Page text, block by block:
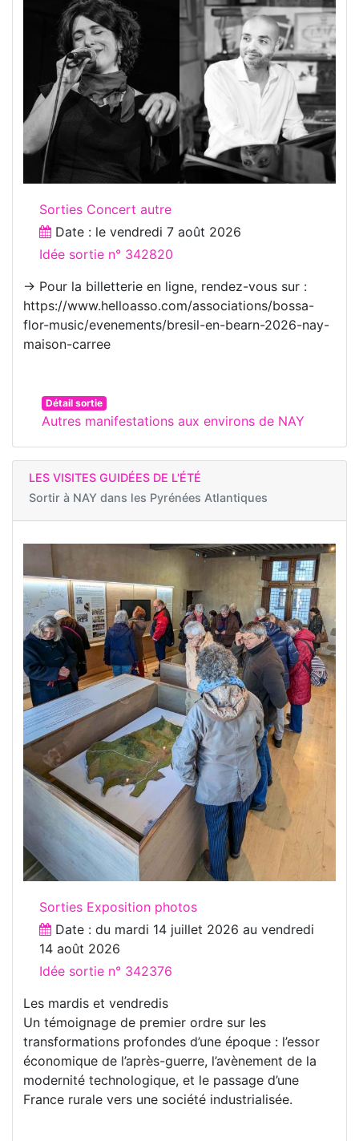
Sorties Concert autre
Date : le vendredi 7 août 2026
Idée sortie n° 342820
→ Pour la billetterie en ligne, rendez-vous sur :
https://www.helloasso.com/associations/bossa-
flor-music/evenements/bresil-en-bearn-2026-nay-
maison-carree
Détail sortie
Autres manifestations aux environs de NAY
LES VISITES GUIDÉES DE L'ÉTÉ
Sortir à NAY dans les Pyrénées Atlantiques
Sorties Exposition photos
Date : du mardi 14 juillet 2026 au vendredi
14 août 2026
Idée sortie n° 342376
Les mardis et vendredis
Un témoignage de premier ordre sur les
transformations profondes d’une époque : l’essor
économique de l’après-guerre, l’avènement de la
modernité technologique, et le passage d’une
France rurale vers une société industrialisée.